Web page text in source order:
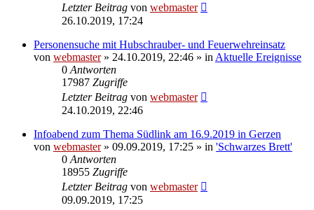
Letzter Beitrag von webmaster
26.10.2019, 17:24
Personensuche mit Hubschrauber- und Feuerwehreinsatz
von webmaster» 24.10.2019, 22:46 » in Aktuelle Ereignisse
0 Antworten
17987 Zugriffe
Letzter Beitrag von webmaster
24.10.2019, 22:46
Infoabend zum Thema Südlink am 16.9.2019 in Gerzen
von webmaster» 09.09.2019, 17:25 » in 'Schwarzes Brett'
0 Antworten
18955 Zugriffe
Letzter Beitrag von webmaster
09.09.2019, 17:25